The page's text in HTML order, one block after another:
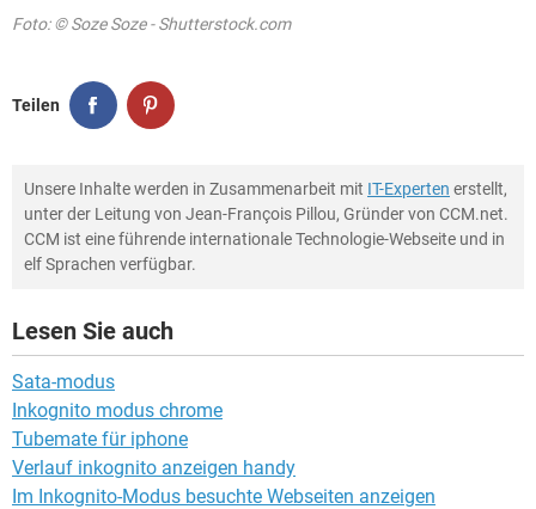
Foto: © Soze Soze - Shutterstock.com
Teilen
Unsere Inhalte werden in Zusammenarbeit mit IT-Experten erstellt,
unter der Leitung von Jean-François Pillou, Gründer von CCM.net.
CCM ist eine führende internationale Technologie-Webseite und in
elf Sprachen verfügbar.
Lesen Sie auch
Sata-modus
Inkognito modus chrome
Tubemate für iphone
Verlauf inkognito anzeigen handy
Im Inkognito-Modus besuchte Webseiten anzeigen